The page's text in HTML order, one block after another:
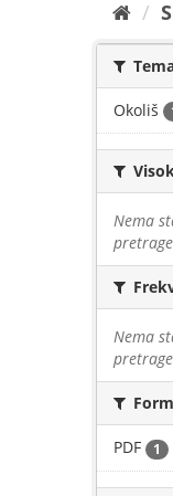
Okoliš
Nema
pretrage
Nema
pretrage
PDF 1